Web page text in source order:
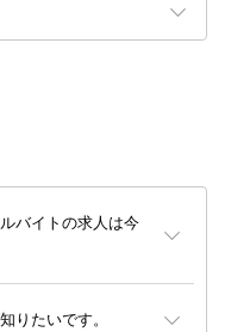
バイトの求人は今
りたいです。